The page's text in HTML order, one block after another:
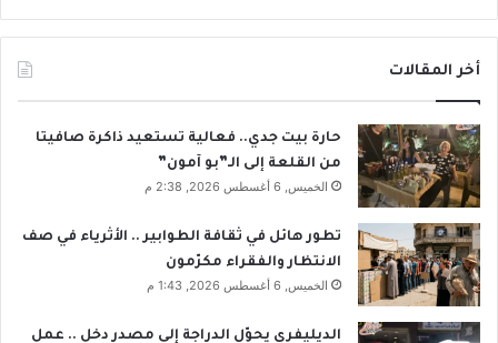
أخر المقالات
حارة بيت جدي.. فعالية تستعيد ذاكرة صافيتا
من القلعة إلى الـ”بو آمون”
الخميس, 6 أغسطس 2026, 2:38 م
تطور هائل في ثقافة الطوابير .. الأثرياء في صف
الانتظار والفقراء مكرّمون
الخميس, 6 أغسطس 2026, 1:43 م
الديليفري يحوّل الدراجة إلى مصدر دخل .. عمل